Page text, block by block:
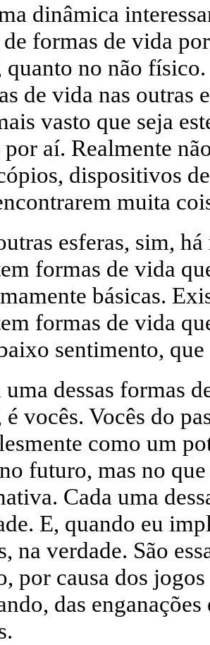
dinâmica
formas de vida
quanto no não
de vida nas outras
vasto que seja
por aí. Realmente
dispositivos
muita
esferas, sim,
formas de vida
básicas.
formas de vida
sentimento,
uma dessas formas
é vocês. Vocês do
como um
futuro, mas no
Cada uma
E, quando eu
na verdade. São
por causa dos
das